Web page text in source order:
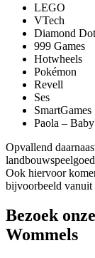
LEGO
VTech
Diamond
999 Games
Hotwheels
Pokémon
Revell
Ses
SmartGames
Paola –
Opvallend
Ook hiervoor
bijvoorbeeld vanuit
Bezoek
Wommels